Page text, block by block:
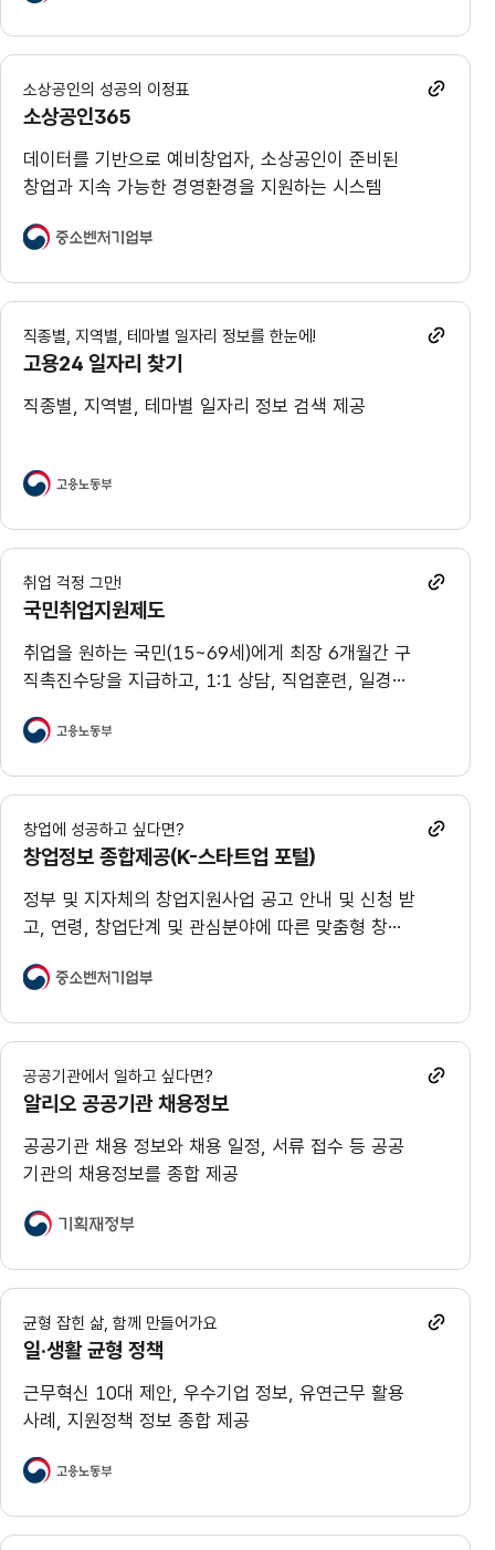
소상공인의 성공의 이정표
소상공인365
데이터를 기반으로 예비창업자, 소상공인이 준비된
창업과 지속 가능한 경영환경을 지원하는 시스템
직종별, 지역별, 테마별 일자리 정보를 한눈에!
고용24 일자리 찾기
직종별, 지역별, 테마별 일자리 정보 검색 제공
취업 걱정 그만!
국민취업지원제도
취업을 원하는 국민(15~69세)에게 최장 6개월간 구
직촉진수당을 지급하고, 1:1 상담, 직업훈련, 일경험
할 수 있도록 지원
창업에 성공하고 싶다면?
창업정보 종합제공(K-스타트업 포털)
정부 및 지자체의 창업지원사업 공고 안내 및 신청 받
고, 연령, 창업단계 및 관심분야에 따른 맞춤형 창업
공공기관에서 일하고 싶다면?
알리오 공공기관 채용정보
공공기관 채용 정보와 채용 일정, 서류 접수 등 공공
기관의 채용정보를 종합 제공
균형 잡힌 삶, 함께 만들어가요
일·생활 균형 정책
근무혁신 10대 제안, 우수기업 정보, 유연근무 활용
사례, 지원정책 정보 종합 제공